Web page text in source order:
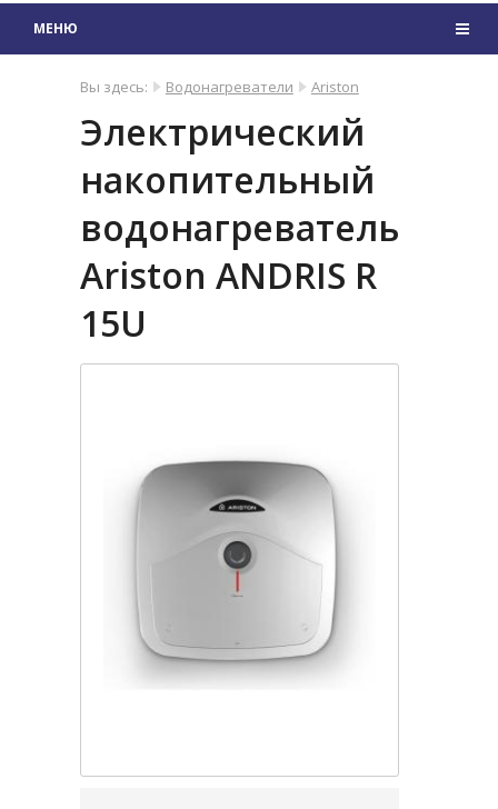
Вы здесь: Водонагреватели Ariston
Электрический
накопительный
водонагреватель
Ariston ANDRIS R
15U